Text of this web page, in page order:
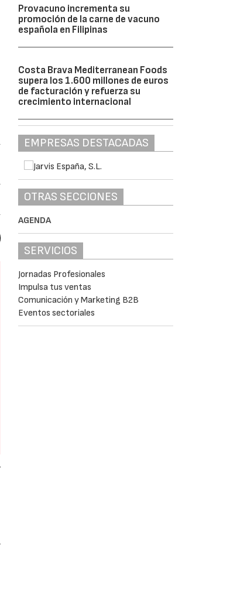
Provacuno incrementa su
promoción de la carne de vacuno
española en Filipinas
Costa Brava Mediterranean Foods
supera los 1.600 millones de euros
de facturación y refuerza su
crecimiento internacional
EMPRESAS DESTACADAS
OTRAS SECCIONES
AGENDA
SERVICIOS
Jornadas Profesionales
Impulsa tus ventas
Comunicación y Marketing B2B
Eventos sectoriales